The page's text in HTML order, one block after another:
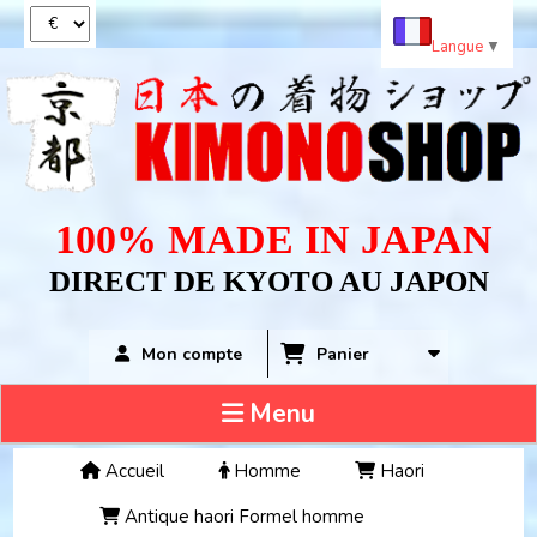
100% MADE IN JAPAN
DIRECT DE KYOTO AU JAPON
Mon compte Panier
Menu
Accueil Homme
Haori
Antique haori Formel homme
Langue ▼
Panneau de gestion des cookies